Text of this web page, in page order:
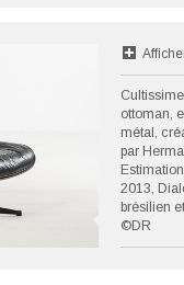
ottoman,
métal,
par
2013,
brésilien
©DR